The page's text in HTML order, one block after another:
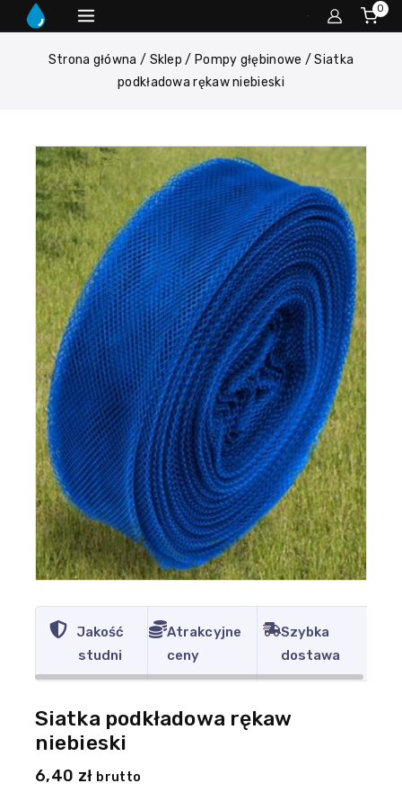
0
Strona główna / Sklep / Pompy głębinowe / Siatka
podkładowa rękaw niebieski
Jakość
studni
Atrakcyjne
ceny
Szybka
dostawa
Siatka podkładowa rękaw
niebieski
6,40 zł brutto